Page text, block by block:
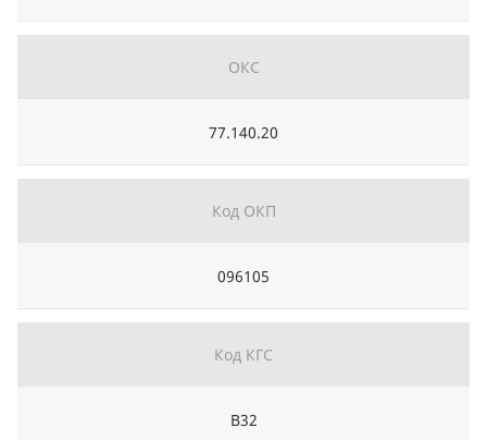
ОКС
77.140.20
Код ОКП
096105
Код КГС
В32